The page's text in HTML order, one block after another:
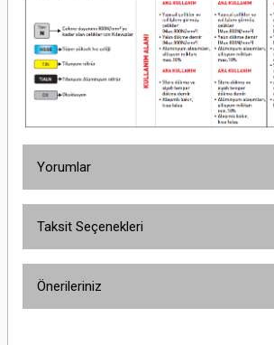
Yorumlar
Taksit Seçenekleri
Önerileriniz